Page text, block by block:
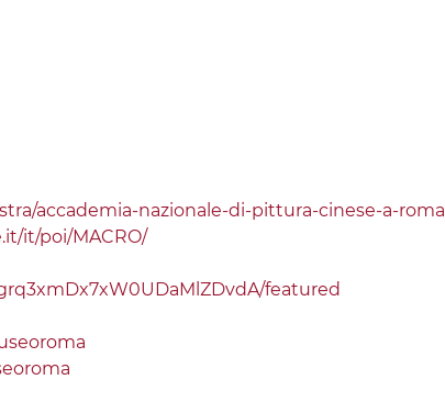
accademia-nazionale-di-pittura-cinese-a-roma
it/poi/MACRO/
featured